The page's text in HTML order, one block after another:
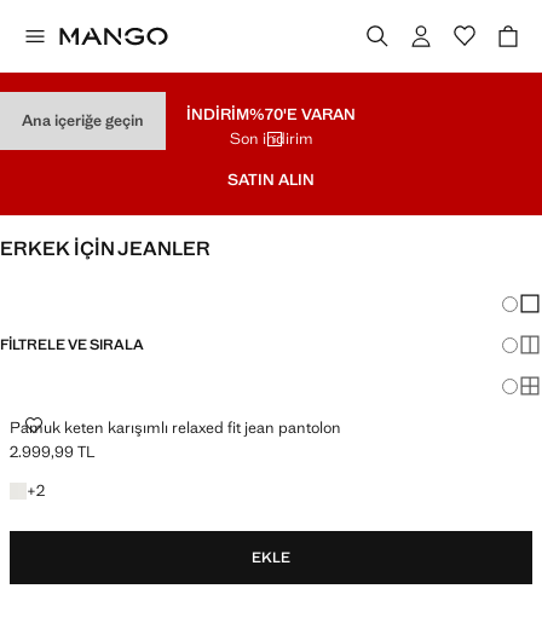
Ana içeriğe geçin İNDİRİM%70'E VARAN
Son indirim
SATIN ALIN
ERKEK İÇİN JEANLER
FILTRELE VE SIRALA
Az
Pamuk keten karışımlı relaxed fit jean pantolon
PAMUK KETEN KARIŞIMLI RELAXED FIT JEAN PANTOLON
Güncel fiyat [2.999,99 TL ]
2.999,99 TL
+2
+2 renk
EKLE